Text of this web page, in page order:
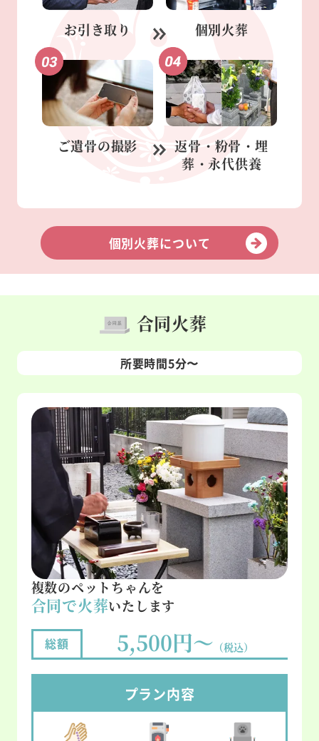
お引き取り 個別火葬
ご遺骨の撮影 返骨・粉骨・ 埋
葬・永代供養
個別火葬について
合同火葬
所要時間5分〜
複数のペットちゃんを
合同で火葬いたします
総額 5,500円～ （税込）
プラン内容